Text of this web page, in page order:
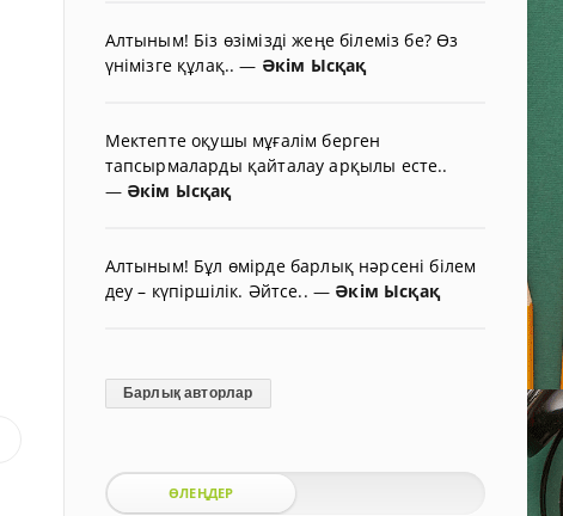
Алтыным! Біз өзімізді жеңе білеміз бе? Өз
үнімізге құлақ..— Әкім Ысқақ
Мектепте оқушы мұғалім берген
тапсырмаларды қайталау арқылы есте..
— Әкім Ысқақ
Алтыным! Бұл өмірде барлық нәрсені білем
деу – күпіршілік. Әйтсе.. — Әкім Ысқақ
Барлық авторлар
ӨЛЕҢДЕР